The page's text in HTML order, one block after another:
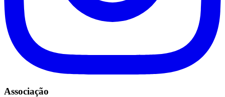
Associação